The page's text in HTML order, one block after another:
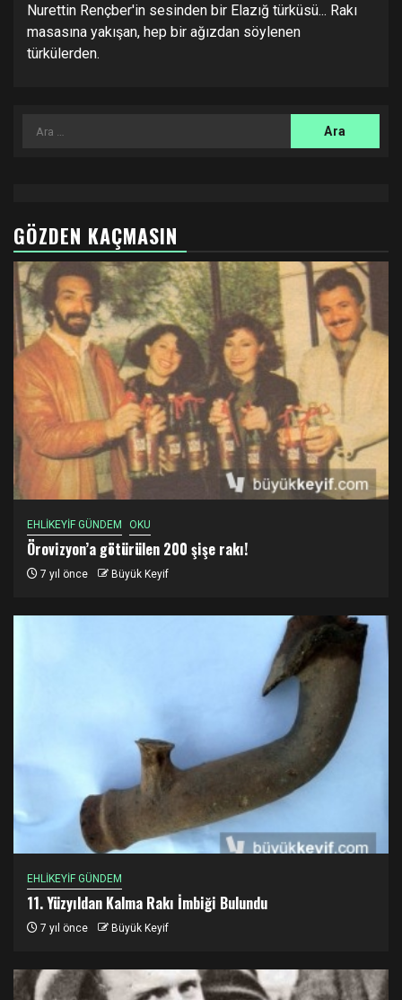
Nurettin Rençber'in sesinden bir Elazığ türküsü... Rakı
masasına yakışan, hep bir ağızdan söylenen
türkülerden.
Arama:
GÖZDEN KAÇMASIN
EHLİKEYİF GÜNDEM OKU
Örovizyon’a götürülen 200 şişe rakı!
7 yıl önce Büyük Keyif
EHLİKEYİF GÜNDEM
11. Yüzyıldan Kalma Rakı İmbiği Bulundu
7 yıl önce Büyük Keyif